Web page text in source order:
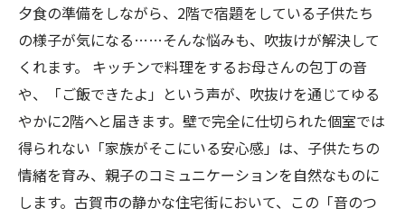
夕食の準備をしながら、2階で宿題をしている子供たち
の様子が気になる……そんな悩みも、吹抜けが解決して
くれます。 キッチンで料理をするお母さんの包丁の音
や、「ご飯できたよ」という声が、吹抜けを通じてゆる
やかに2階へと届きます。壁で完全に仕切られた個室では
得られない「家族がそこにいる安心感」は、子供たちの
情緒を育み、親子のコミュニケーションを自然なものに
します。古賀市の静かな住宅街において、この「音のつ